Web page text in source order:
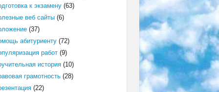
к экзамену(63)
веб сайты(6)
(37)
абитуриенту(72)
работ(9)
история(10)
грамотность(28)
(22)